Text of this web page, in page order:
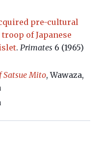
pre-cultural
of Japanese
. Primates 6 (1965)
Satsue Mito, Wawaza,